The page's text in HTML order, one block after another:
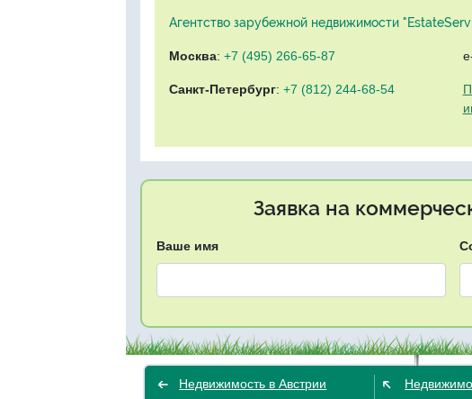
Агентство зарубежной недвижимости
Москва: +7 (495) 266-65-87
Санкт-Петербург: +7 (812) 244-68-54
Заявка на
Ваше имя
Недвижимость в Австрии